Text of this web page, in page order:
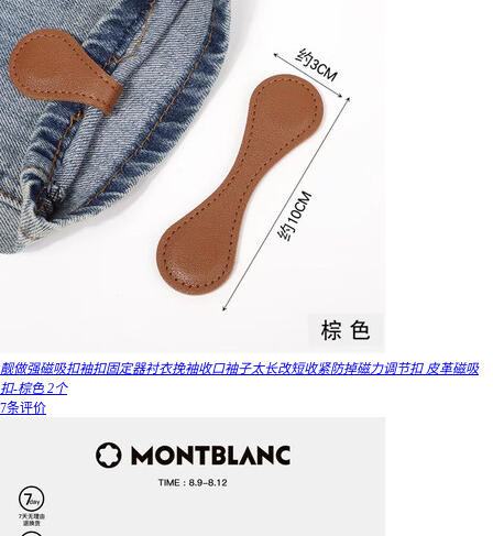
靓做强磁吸扣袖扣固定器衬衣挽袖收口袖子太长改短收紧防掉磁力调节扣 皮革磁吸
扣-棕色 2个
7条评价